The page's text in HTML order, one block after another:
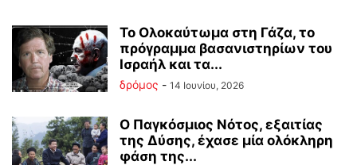
Το Ολοκαύτωμα στη Γάζα, το
πρόγραμμα βασανιστηρίων του
Ισραήλ και τα...
δρόμος - 14 Ιουνίου, 2026
Ο Παγκόσμιος Νότος, εξαιτίας
της Δύσης, έχασε μία ολόκληρη
φάση της...